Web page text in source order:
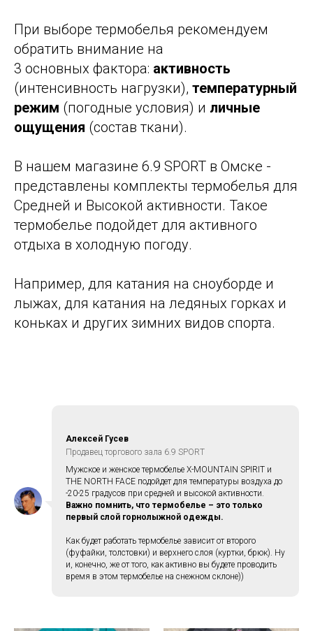
При выборе термобелья рекомендуем
обратить внимание на
3 основных фактора: активность
(интенсивность нагрузки), температурный
режим (погодные условия) и личные
ощущения (состав ткани).
В нашем магазине 6.9 SPORT в Омске -
представлены комплекты термобелья для
Средней и Высокой активности. Такое
термобелье подойдет для активного
отдыха в холодную погоду.
Например, для катания на сноуборде и
лыжах, для катания на ледяных горках и
коньках и других зимних видов спорта.
Алексей Гусев
Продавец торгового зала 6.9 SPORT
Мужское и женское термобелье X-MOUNTAIN SPIRIT и
THE NORTH FACE подойдет для температуры воздуха до
-20-25 градусов при средней и высокой активности.
Важно помнить, что термобелье – это только
первый слой горнолыжной одежды.
Как будет работать термобелье зависит от второго
(фуфайки, толстовки) и верхнего слоя (куртки, брюк). Ну
и, конечно, же от того, как активно вы будете проводить
время в этом термобелье на снежном склоне))